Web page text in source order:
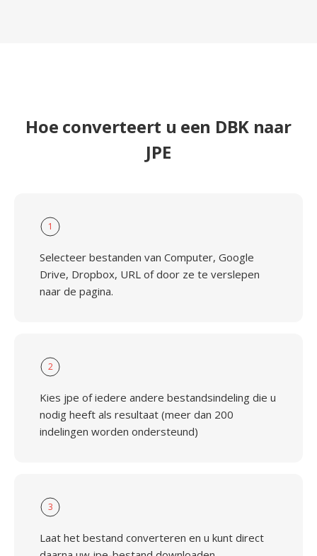
Hoe converteert u een DBK naar
JPE
1
Selecteer bestanden van Computer, Google
Drive, Dropbox, URL of door ze te verslepen
naar de pagina.
2
Kies jpe of iedere andere bestandsindeling die u
nodig heeft als resultaat (meer dan 200
indelingen worden ondersteund)
3
Laat het bestand converteren en u kunt direct